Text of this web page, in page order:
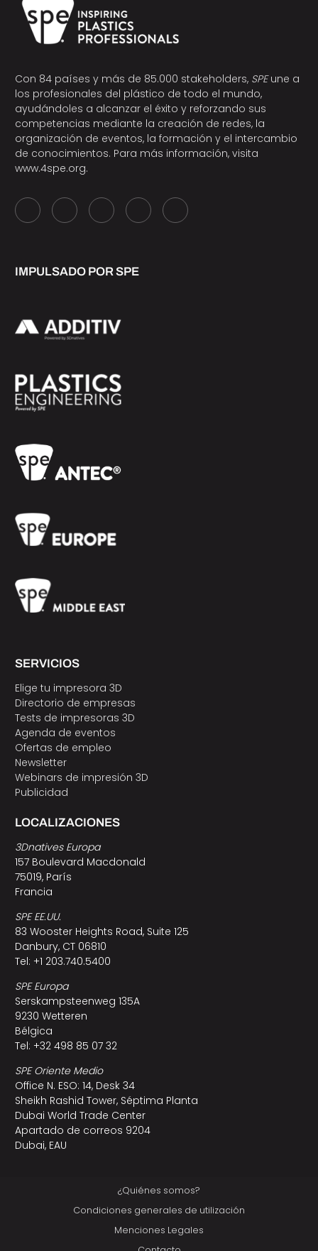
Con 84 países y más de 85.000 stakeholders, SPEune a
los profesionales del plástico de todo el mundo,
ayudándoles a alcanzar el éxito y reforzando sus
competencias mediante la creación de redes, la
organización de eventos, la formación y el intercambio
de conocimientos. Para más información, visita
www.4spe.org.
IMPULSADO POR SPE
SERVICIOS
Elige tu impresora 3D
Directorio de empresas
Tests de impresoras 3D
Agenda de eventos
Ofertas de empleo
Newsletter
Webinars de impresión 3D
Publicidad
LOCALIZACIONES
3Dnatives Europa
157 Boulevard Macdonald
75019, París
Francia
SPE EE.UU.
83 Wooster Heights Road, Suite 125
Danbury, CT 06810
Tel: +1 203.740.5400
SPE Europa
Serskampsteenweg 135A
9230 Wetteren
Bélgica
Tel: +32 498 85 07 32
SPE Oriente Medio
Office N. ESO: 14, Desk 34
Sheikh Rashid Tower, Séptima Planta
Dubai World Trade Center
Apartado de correos 9204
Dubai, EAU
¿Quiénes somos?
Condiciones generales de utilización
Menciones Legales